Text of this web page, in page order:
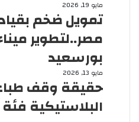
ا
ن
ت
ا
ر
ا
ل
خ
ك
أ
ا
ل
ع
ل
م
ي
د
ا
أ
ض
ح
ى
2
ت
م
ي
ل
ض
م
ب
مايو 19, 2026
مصر..لتطوير
بورسعيد
ح
ق
ي
ق
مايو 13, 2026
حقيقة وقف
البلاستيكية فئة 10 و20 جنيه